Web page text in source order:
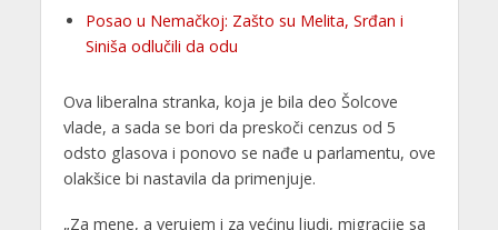
Posao u Nemačkoj: Zašto su Melita, Srđan i
Siniša odlučili da odu
Ova liberalna stranka, koja je bila deo Šolcove
vlade, a sada se bori da preskoči cenzus od 5
odsto glasova i ponovo se nađe u parlamentu, ove
olakšice bi nastavila da primenjuje.
„Za mene, a verujem i za većinu ljudi, migracije sa